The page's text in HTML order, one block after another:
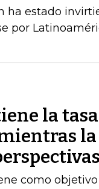
ha estado
por
la
mientras
como